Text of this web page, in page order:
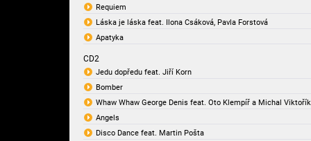
Requiem
Láska je láska feat. Ilona Csáková, Pavla Forstová
Apatyka
CD2
Jedu dopředu feat. Jiří Korn
Bomber
Whaw Whaw George Denis feat. Oto Klempíř a Michal Viktořík
Angels
Disco Dance feat. Martin Pošta